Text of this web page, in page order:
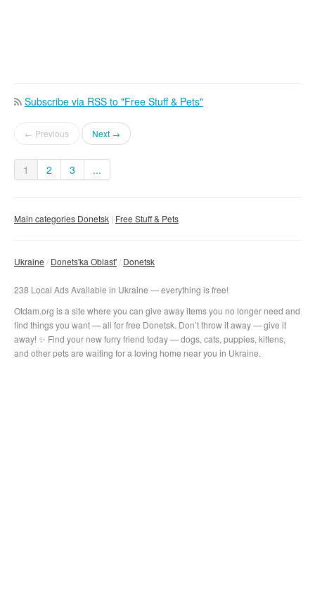
Subscribe via RSS to "Free Stuff & Pets"
← Previous Next →
1 2 3 ...
Main categories Donetsk Free Stuff & Pets
Ukraine Donets'ka Oblast' Donetsk
238 Local Ads Available in Ukraine — everything is free!
Otdam.org is a site where you can give away items you no longer need and
find things you want — all for free Donetsk. Don’t throw it away — give it
away! ✨ Find your new furry friend today — dogs, cats, puppies, kittens,
and other pets are waiting for a loving home near you in Ukraine.